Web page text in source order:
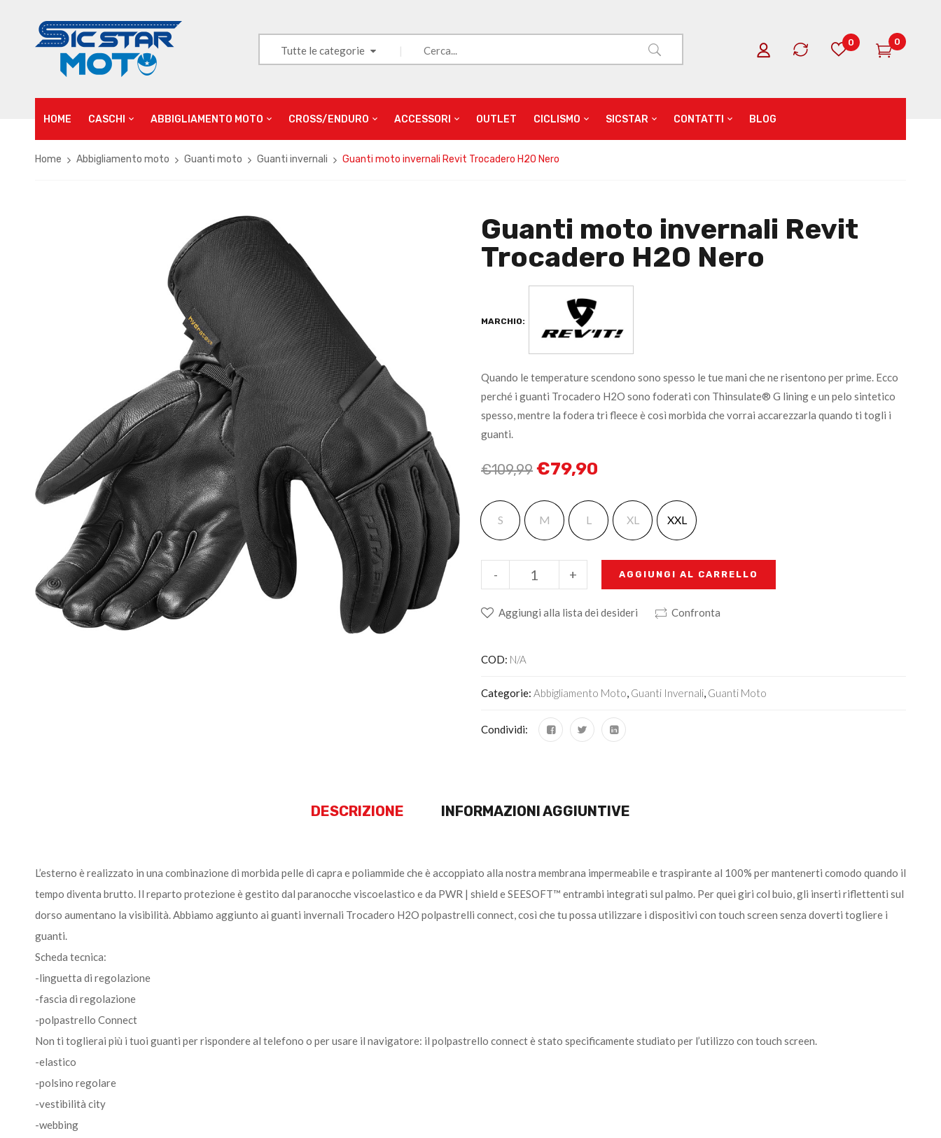
Tutte le categorie
0 0
HOME CASCHI ABBIGLIAMENTO MOTO CROSS/ENDURO ACCESSORI OUTLET CICLISMO SICSTAR CONTATTI BLOG
Home Abbigliamento moto Guanti moto Guanti invernali Guanti moto invernali Revit Trocadero H2O Nero
Guanti moto invernali Revit
Trocadero H2O Nero
MARCHIO:
Quando le temperature scendono sono spesso le tue mani che ne risentono per prime. Ecco
perché i guanti Trocadero H2O sono foderati con Thinsulate® G lining e un pelo sintetico
spesso, mentre la fodera tri fleece è così morbida che vorrai accarezzarla quando ti togli i
guanti.
€109,99 €79,90
S M L XL XXL
+
- AGGIUNGI AL CARRELLO
Aggiungi alla lista dei desideri Confronta
COD: N/A
Categorie: Abbigliamento Moto Guanti Invernali Guanti Moto
Condividi:
DESCRIZIONE INFORMAZIONI AGGIUNTIVE
L’esterno è realizzato in una combinazione di morbida pelle di capra e poliammide che è accoppiato alla nostra membrana impermeabile e traspirante al 100% per mantenerti comodo quando il
tempo diventa brutto. Il reparto protezione è gestito dal paranocche viscoelastico e da PWR | shield e SEESOFT™ entrambi integrati sul palmo. Per quei giri col buio, gli inserti riflettenti sul
dorso aumentano la visibilità. Abbiamo aggiunto ai guanti invernali Trocadero H2O polpastrelli connect, così che tu possa utilizzare i dispositivi con touch screen senza doverti togliere i
guanti.
Scheda tecnica:
-linguetta di regolazione
-fascia di regolazione
-polpastrello Connect
Non ti toglierai più i tuoi guanti per rispondere al telefono o per usare il navigatore: il polpastrello connect è stato specificamente studiato per l’utilizzo con touch screen.
-elastico
-polsino regolare
-vestibilità city
-webbing